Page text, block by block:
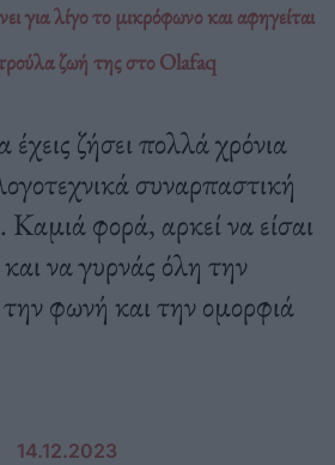
για λίγο το μικρόφωνο και αφηγείται
ζωή της στο Olafaq
έχεις ζήσει πολλά χρόνια
συναρπαστική
Καμιά φορά, αρκεί να είσαι
να γυρνάς όλη την
φωνή και την ομορφιά
14.12.2023